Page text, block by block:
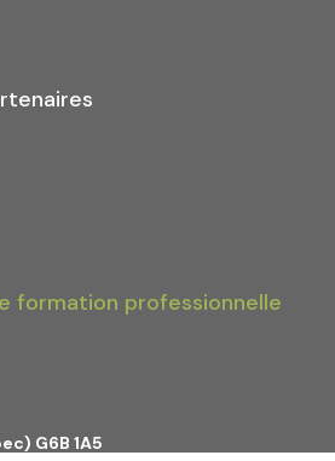
formation professionnelle
G6B 1A5